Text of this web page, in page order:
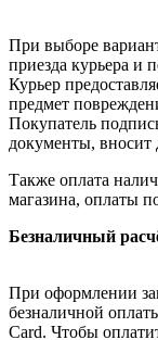
При выборе
приезда курьера и
Курьер
предмет
Покупатель
документы, вносит
Также оплата
магазина, оплаты
Безналичный
При оформлении
безналичной
Card. Чтобы